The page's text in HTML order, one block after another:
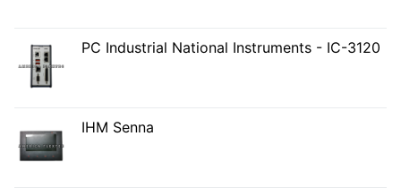
PC Industrial National Instruments - IC-3120
IHM Senna